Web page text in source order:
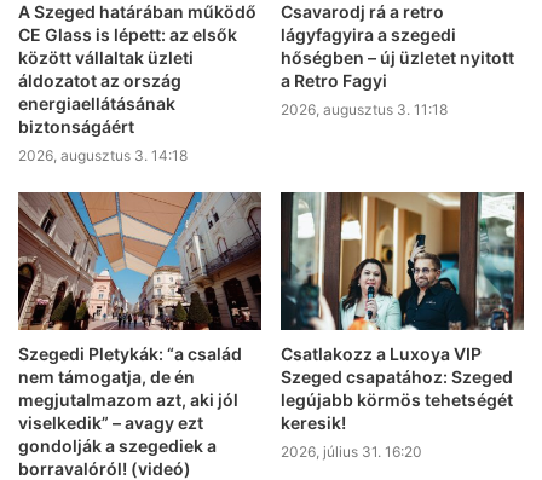
A Szeged határában működő
CE Glass is lépett: az elsők
között vállaltak üzleti
áldozatot az ország
energiaellátásának
biztonságáért
2026, augusztus 3. 14:18
Csavarodj rá a retro
lágyfagyira a szegedi
hőségben – új üzletet nyitott
a Retro Fagyi
2026, augusztus 3. 11:18
Szegedi Pletykák: “a család
nem támogatja, de én
megjutalmazom azt, aki jól
viselkedik” – avagy ezt
gondolják a szegediek a
borravalóról! (videó)
Csatlakozz a Luxoya VIP
Szeged csapatához: Szeged
legújabb körmös tehetségét
keresik!
2026, július 31. 16:20